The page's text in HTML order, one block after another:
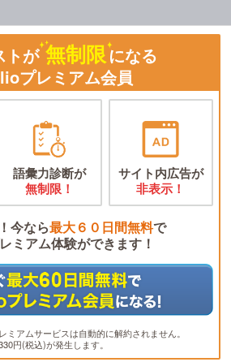
トが 無制限になる
プレミアム会員
語彙力診断が
無制限！
サイト内広告が
非表示！
今なら最大６０日間無料で
ミアム体験ができます！
ミアムサービスは自動的に解約されません。
円(税込)が発生します。